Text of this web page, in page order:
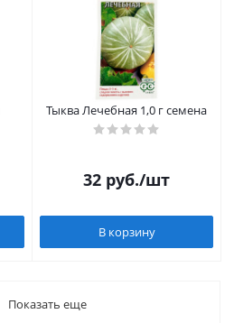
Тыква Лечебная 1,0 г семена
32 руб./шт
В корзину
Показать еще